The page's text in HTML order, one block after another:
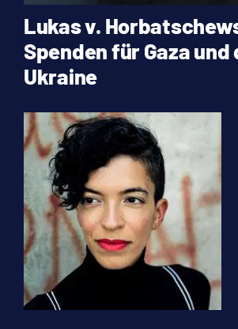
Lukas v.
Spenden für Gaza und
Ukraine